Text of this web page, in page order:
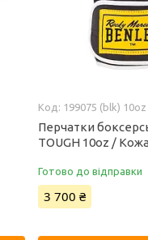
199075 (blk) 10oz
Перчатки
TOUGH 10oz /
Готово до відправки
3 700 ₴